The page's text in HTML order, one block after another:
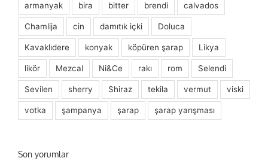
armanyak bira bitter brendi calvados
Chamlija cin damıtık içki Doluca
Kavaklıdere konyak köpüren şarap Likya
likör Mezcal Ni&Ce rakı rom Selendi
Sevilen sherry Shiraz tekila vermut viski
votka şampanya şarap şarap yarışması
Son yorumlar